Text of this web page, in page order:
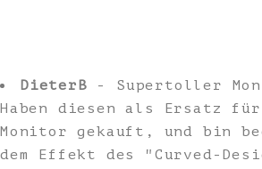
DieterB - Supertoller
Haben diesen als Ersatz
Monitor gekauft, und bin
dem Effekt des "Curved-